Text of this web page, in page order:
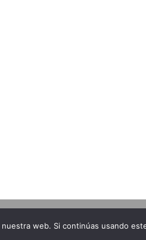
web. Si continúas usando